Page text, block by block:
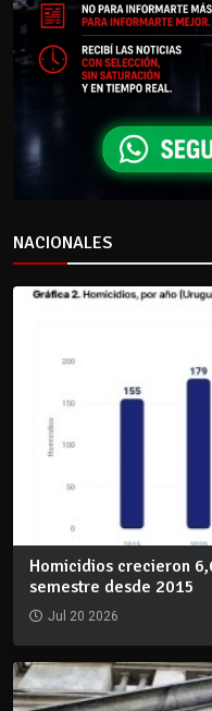
NACIONALES
Homicidios crecieron
semestre desde 2015
Jul 20 2026